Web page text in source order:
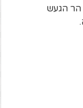
הר הגעש